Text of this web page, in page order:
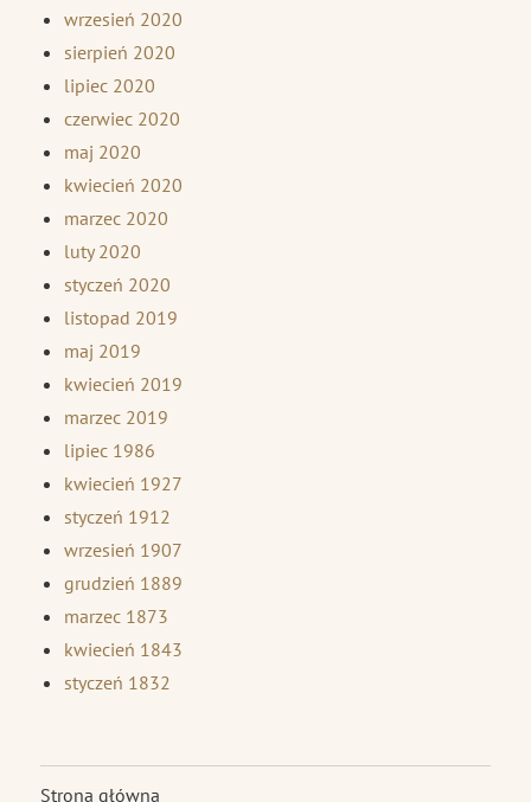
wrzesień 2020
sierpień 2020
lipiec 2020
czerwiec 2020
maj 2020
kwiecień 2020
marzec 2020
luty 2020
styczeń 2020
listopad 2019
maj 2019
kwiecień 2019
marzec 2019
lipiec 1986
kwiecień 1927
styczeń 1912
wrzesień 1907
grudzień 1889
marzec 1873
kwiecień 1843
styczeń 1832
Strona główna